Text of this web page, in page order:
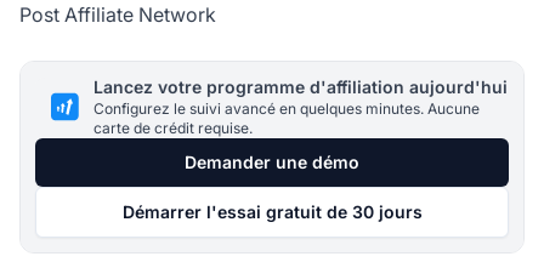
Post Affiliate Network
Lancez votre programme d'affiliation aujourd'hui
Configurez le suivi avancé en quelques minutes. Aucune
carte de crédit requise.
Demander une démo
Démarrer l'essai gratuit de 30 jours